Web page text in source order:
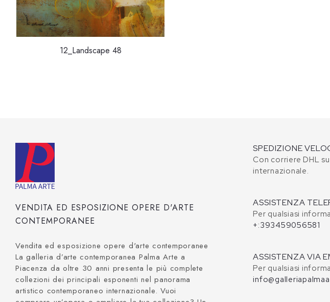
12_Landscape 48
VENDITA ED ESPOSIZIONE OPERE D'ARTE
CONTEMPORANEE
Vendita ed esposizione opere d'arte contemporanee
La galleria d’arte contemporanea Palma Arte a
Piacenza da oltre 30 anni presenta le più complete
collezioni dei principali esponenti nel panorama
artistico contemporaneo internazionale. Vuoi
SPEDIZIONE
Con corriere DHL
internazionale.
ASSISTENZA
Per qualsiasi
+:393459056581
ASSISTENZA VIA
Per qualsiasi